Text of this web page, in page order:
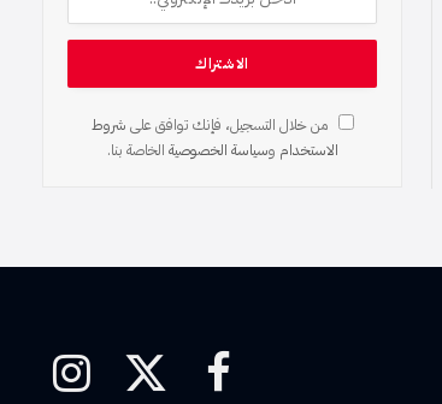
من خلال التسجيل، فإنك توافق على شروط
الاستخدام وسياسة الخصوصية الخاصة بنا.
فيسبوك
X
الانستغرام